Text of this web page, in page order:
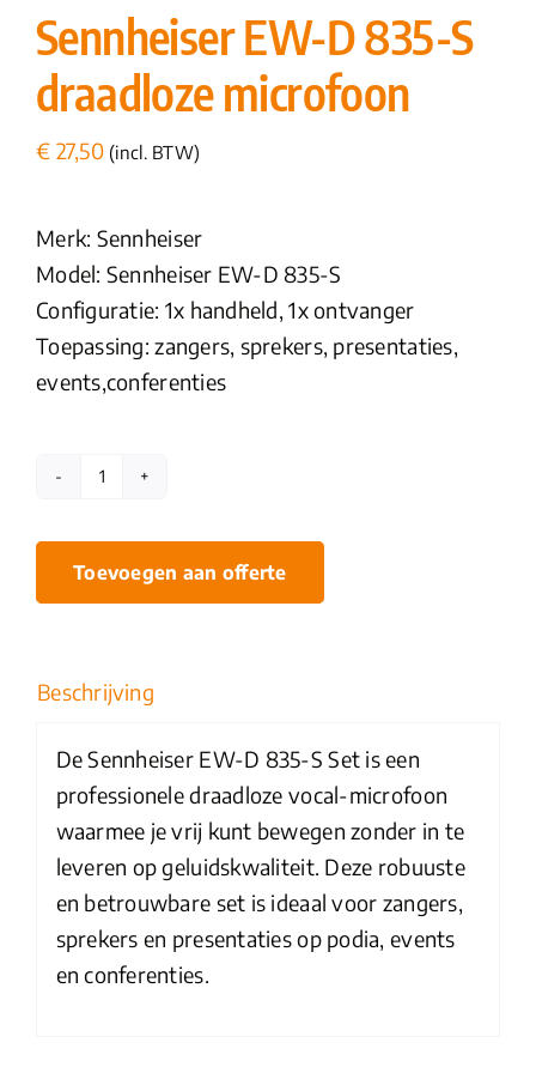
Sennheiser EW-D 835-S
draadloze microfoon
€ 27,50 (incl. BTW)
Merk: Sennheiser
Model: Sennheiser EW-D 835-S
Configuratie: 1x handheld, 1x ontvanger
Toepassing: zangers, sprekers, presentaties,
events,conferenties
Sennheiser
D
835-
microfoon
aantal
Toevoegen aan offerte
Beschrijving
De Sennheiser EW-D 835-S Set is een
professionele draadloze vocal-microfoon
waarmee je vrij kunt bewegen zonder in te
leveren op geluidskwaliteit. Deze robuuste
en betrouwbare set is ideaal voor zangers,
sprekers en presentaties op podia, events
en conferenties.